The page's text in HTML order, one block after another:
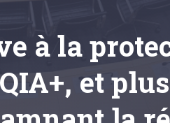
à la
et